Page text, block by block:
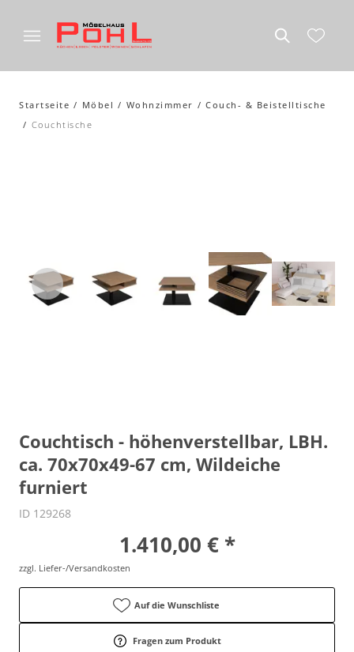
Startseite Möbel Wohnzimmer
Couch- & Beistelltische
Couchtische
Couchtisch - höhenverstellbar, LBH.
ca. 70x70x49-67 cm, Wildeiche
furniert
ID 129268
1.410,00 € *
zzgl. Liefer-/Versandkosten
Auf die Wunschliste
Fragen zum Produkt